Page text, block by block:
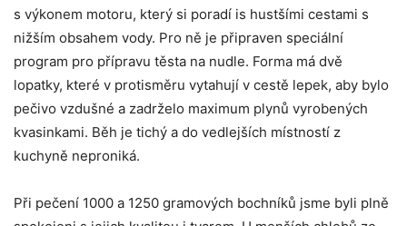
s výkonem motoru, který si poradí is hustšími cestami s
nižším obsahem vody. Pro ně je připraven speciální
program pro přípravu těsta na nudle. Forma má dvě
lopatky, které v protisměru vytahují v cestě lepek, aby bylo
pečivo vzdušné a zadrželo maximum plynů vyrobených
kvasinkami. Běh je tichý a do vedlejších místností z
kuchyně neproniká.
Při pečení 1000 a 1250 gramových bochníků jsme byli plně